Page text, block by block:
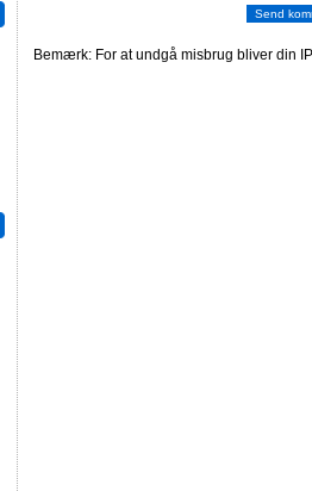
Bemærk: For at undgå misbrug bliver din